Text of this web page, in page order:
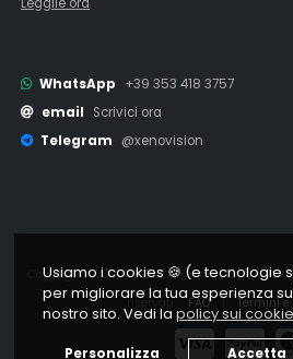
Leggile ora
WhatsApp
+39 353 418 3757
email
Scrivici ora
Telegram
@xenovision
Copyright © 2006 - 2026 Xenovision.it -
riservati.
FAQ | Termini
Usiamo i cookies 🍪 (e tecnologie
per migliorare la tua esperienza
nostro sito. Vedi la policy sui
Personalizza Accetta